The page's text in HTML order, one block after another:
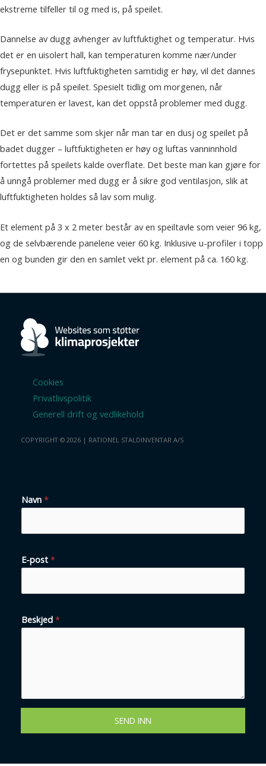
ekstreme tilfeller til og med is, på speilet.
Dannelse av dugg avhenger av luftfuktighet og temperatur. Hvis
det er en uisolert hall, kan temperaturen komme nær/under
frysepunktet. Hvis luftfuktigheten samtidig er høy, vil det dannes
dugg eller is på speilet. Spesielt tidlig om morgenen, når
temperaturen er lavest, kan det oppstå problemer med dugg.
Det er det samme som skjer når man tar en dusj og speilet på
badet dugger – luftfuktigheten er høy og luftas vanninnhold
fortettes på speilets kalde overflate. Det beste man kan gjøre for
å unngå problemer med dugg er å sikre god ventilasjon, slik at
luftfuktigheten holdes så lav som mulig.
Et element på 3 x 2 meter består av en speiltavle som veier 96 kg,
og de selvbærende panelene veier 60 kg. Inklusive u-profiler i topp
en og bunden gir den en samlet vekt pr. element på ca. 160 kg.
Cookies
Privatlivspolitik
Generell drift og vedlikehold
COPYRIGHT © 2026 | RATIONEL STALDINVENTAR A/S
Navn *
E-post *
e
d
E
Beskjed *
SEND INN